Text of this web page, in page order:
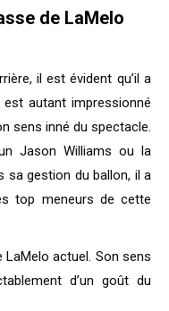
de LaMelo
il est évident qu’il a
autant impressionné
sens inné du spectacle.
Jason Williams ou la
sa gestion du ballon, il a
top meneurs de cette
actuel. Son sens
d’un goût du